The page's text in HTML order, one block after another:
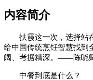
内容简介
扶霞这一次，选择站
给中国传统烹饪智慧找到
阔、考据精深。——陈晓
中餐到底是什么？